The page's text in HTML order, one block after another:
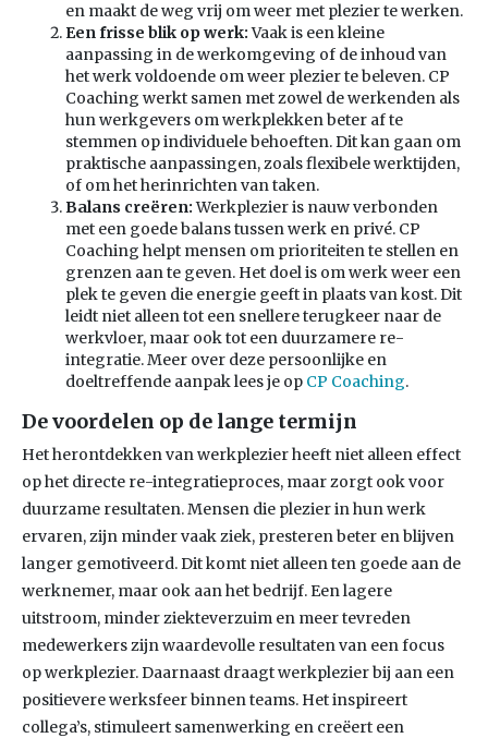
en maakt de weg vrij om weer met plezier te werken.
Een frisse blik op werk:Vaak is een kleine
aanpassing in de werkomgeving of de inhoud van
het werk voldoende om weer plezier te beleven. CP
Coaching werkt samen met zowel de werkenden als
hun werkgevers om werkplekken beter af te
stemmen op individuele behoeften. Dit kan gaan om
praktische aanpassingen, zoals flexibele werktijden,
of om het herinrichten van taken.
Balans creëren:Werkplezier is nauw verbonden
met een goede balans tussen werk en privé. CP
Coaching helpt mensen om prioriteiten te stellen en
grenzen aan te geven. Het doel is om werk weer een
plek te geven die energie geeft in plaats van kost. Dit
leidt niet alleen tot een snellere terugkeer naar de
werkvloer, maar ook tot een duurzamere re-
integratie. Meer over deze persoonlijke en
doeltreffende aanpak lees je op CP Coaching.
De voordelen op de lange termijn
Het herontdekken van werkplezier heeft niet alleen effect
op het directe re-integratieproces, maar zorgt ook voor
duurzame resultaten. Mensen die plezier in hun werk
ervaren, zijn minder vaak ziek, presteren beter en blijven
langer gemotiveerd. Dit komt niet alleen ten goede aan de
werknemer, maar ook aan het bedrijf. Een lagere
uitstroom, minder ziekteverzuim en meer tevreden
medewerkers zijn waardevolle resultaten van een focus
op werkplezier. Daarnaast draagt werkplezier bij aan een
positievere werksfeer binnen teams. Het inspireert
collega’s, stimuleert samenwerking en creëert een